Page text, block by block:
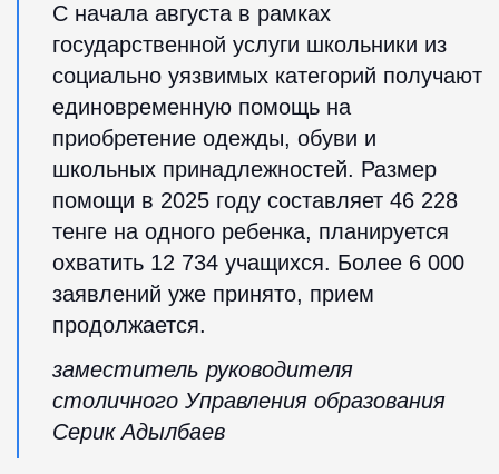
С начала августа в рамках
государственной услуги школьники из
социально уязвимых категорий получают
единовременную помощь на
приобретение одежды, обуви и
школьных принадлежностей. Размер
помощи в 2025 году составляет 46 228
тенге на одного ребенка, планируется
охватить 12 734 учащихся. Более 6 000
заявлений уже принято, прием
продолжается.
заместитель руководителя
столичного Управления образования
Серик Адылбаев